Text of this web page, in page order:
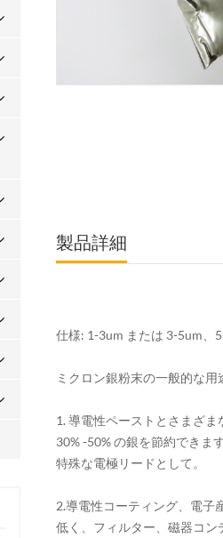
製品詳細
仕様: 1-3um または 3-5um、
ミクロン銀粉末の一般的な用
1. 導電性ペーストとさまざ
30% -50% の銀を節約できま
特殊な電極リードとして。
2.導電性コーティング、電子
低く、フィルター、磁器コン